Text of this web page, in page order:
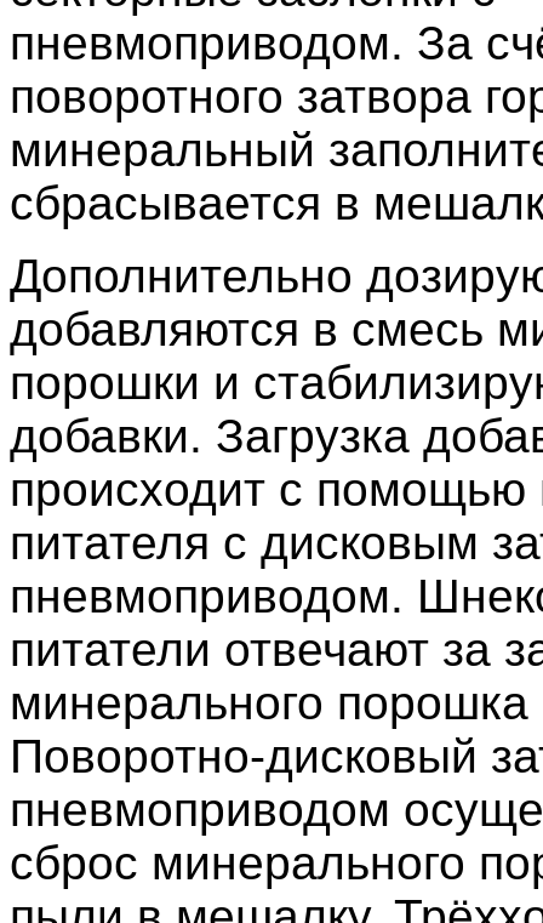
пневмоприводом. За
поворотного затвора
минеральный
сбрасывается в
Дополнительно
добавляются в смесь
порошки и
добавки. Загрузка
происходит с помощью
питателя с дисковым
пневмоприводом.
питатели отвечают за
минерального
Поворотно-дисковый
пневмоприводом
сброс минерального